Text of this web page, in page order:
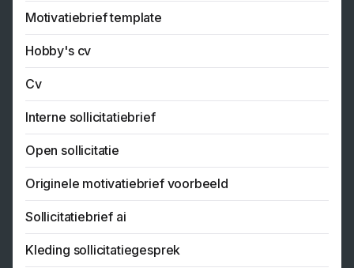
Motivatiebrief template
Hobby's cv
Cv
Interne sollicitatiebrief
Open sollicitatie
Originele motivatiebrief voorbeeld
Sollicitatiebrief ai
Kleding sollicitatiegesprek